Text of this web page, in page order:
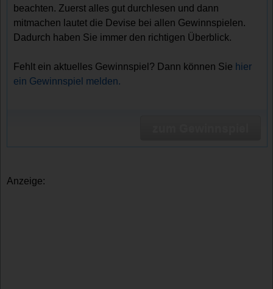
beachten. Zuerst alles gut durchlesen und dann
mitmachen lautet die Devise bei allen Gewinnspielen.
Dadurch haben Sie immer den richtigen Überblick.
Fehlt ein aktuelles Gewinnspiel? Dann können Sie hier
ein Gewinnspiel melden.
Anzeige: